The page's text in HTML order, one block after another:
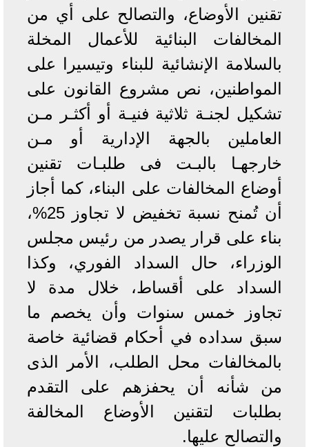
تقنين الأوضاع، والتصالح على أي من
المخالفات البنائية للأعمال المخلة
بالسلامة الإنشائية للبناء وتيسيرا على
المواطنين، نص مشروع القانون على
تشكيل لجنـة ثلاثية فنيـة أو أكثـر مـن
العاملين بالجهة الإدارية أو مـن
خارجهـا بالبـت فى طلبـات تقنين
أوضاع المخالفات على البناء، كما أجاز
أن تُمنح نسبة تخفيض لا تجاوز 25%،
بناء على قرار يصدر من رئيس مجلس
الوزراء، حال السداد الفوري، وكذا
السداد على أقساط، خلال مدة لا
تجاوز خمس سنوات وأن يخصم ما
سبق سداده في أحكام قضائية خاصة
بالمخالفات محل الطلب، الأمر الذى
من شأنه أن يحفزهم على التقدم
بطلبات لتقنين الأوضاع المخالفة
والتصالح عليها.